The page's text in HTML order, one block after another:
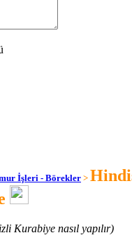
İşleri - Börekler >
Kurabiye nasıl yapılır)